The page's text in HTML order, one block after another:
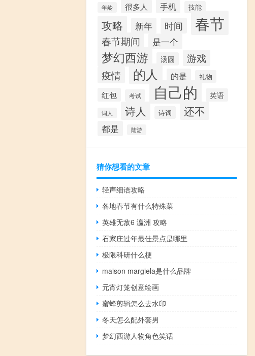
年龄 很多人 手机 技能
攻略 新年 时间 春节
春节期间 是一个
梦幻西游 汤圆 游戏
疫情 的人 的是 礼物
红包 考试 自己的 英语
词人 诗人 诗词 还不
都是 陆游
猜你想看的文章
轻声细语攻略
各地春节有什么特殊菜
英雄无敌6 瀛洲 攻略
石家庄过年最佳景点是哪里
极限科研什么梗
maison margiela是什么品牌
元宵灯笼创意绘画
蜜蜂剪辑怎么去水印
冬天怎么配外套男
梦幻西游人物角色笑话